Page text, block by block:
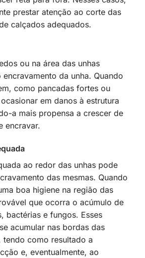
prestar atenção ao corte das
calçados adequados.
ou na área das unhas
da unha. Quando
como pancadas fortes ou
em danos à estrutura
a mais propensa a crescer de
encravar.
ao redor das unhas pode
das mesmas. Quando
boa higiene na região das
que ocorra o acúmulo de
bactérias e fungos. Esses
acumular nas bordas das
tendo como resultado a
e, eventualmente, ao